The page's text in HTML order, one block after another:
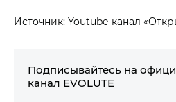
Источник: Youtube-канал
Подписывайтесь на
канал EVOLUTE